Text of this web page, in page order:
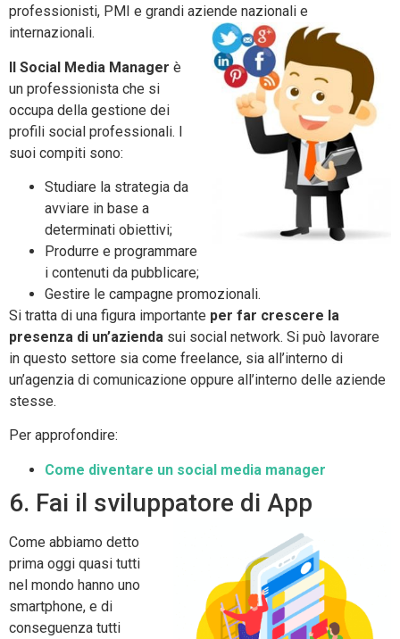
professionisti, PMI e grandi aziende nazionali e
internazionali.
Il Social Media Manager è
un professionista che si
occupa della gestione dei
profili social professionali. I
suoi compiti sono:
Studiare la strategia da
avviare in base a
determinati obiettivi;
Produrre e programmare
i contenuti da pubblicare;
Gestire le campagne promozionali.
Si tratta di una figura importante per far crescere la
presenza di un’azienda sui social network. Si può lavorare
in questo settore sia come freelance, sia all’interno di
un’agenzia di comunicazione oppure all’interno delle aziende
stesse.
Per approfondire:
Come diventare un social media manager
6. Fai il sviluppatore di App
Come abbiamo detto
prima oggi quasi tutti
nel mondo hanno uno
smartphone, e di
conseguenza tutti